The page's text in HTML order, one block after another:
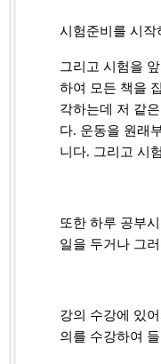
시험준비를 시작
그리고 시험을
하여 모든 책을
각하는데 저 같
다. 운동을 원래
니다. 그리고 시
또한 하루 공부
일을 두거나 그
강의 수강에 있
의를 수강하여